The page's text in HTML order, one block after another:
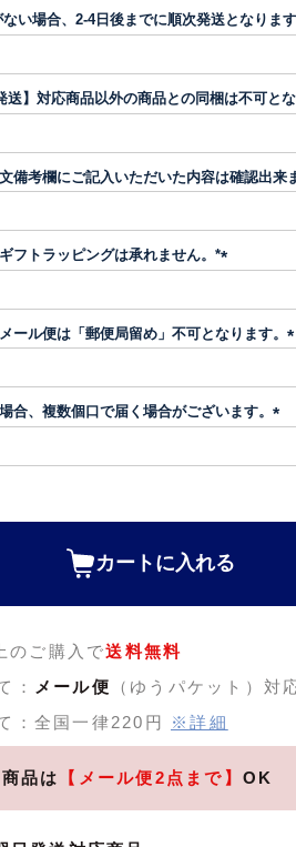
須
)
い場合、2-4日後までに順次発送となります
送】対応商品以外の商品との同梱は不可とな
備考欄にご記入いただいた内容は確認出来
フトラッピングは承れません。*
須
)
ール便は「郵便局留め」不可となります。
)
合、複数個口で届く場合がございます。
カートに入れる
のご購入で送料無料
：
メール便
（ゆうパケット）対
：全国一律220円
※詳細
品は 【メール便2点まで】 OK